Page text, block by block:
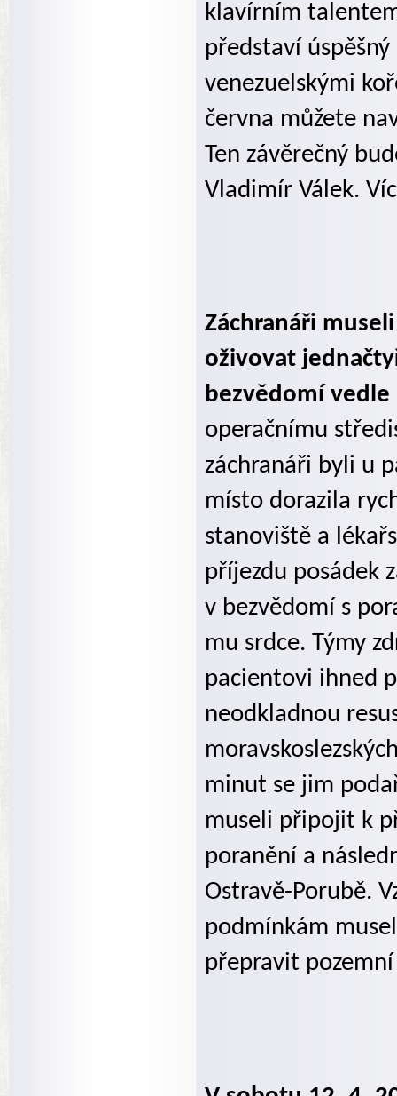
klavírním
představí
venezuelskými
června můžete
Ten závěrečný
Vladimír Válek.
Záchranáři
oživovat
bezvědomí vedle
operačnímu
záchranáři byli u
místo dorazila
stanoviště a
příjezdu posádek
v bezvědomí s
mu srdce. Týmy
pacientovi ihned
neodkladnou
minut se jim
museli připojit k
poranění a
Ostravě-Porubě.
podmínkám
přepravit